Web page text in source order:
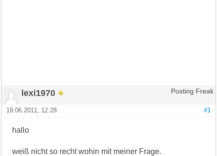
lexi1970 Posting Freak
#1
19.06.2011, 12:28
hallo
weiß nicht so recht wohin mit meiner Frage.